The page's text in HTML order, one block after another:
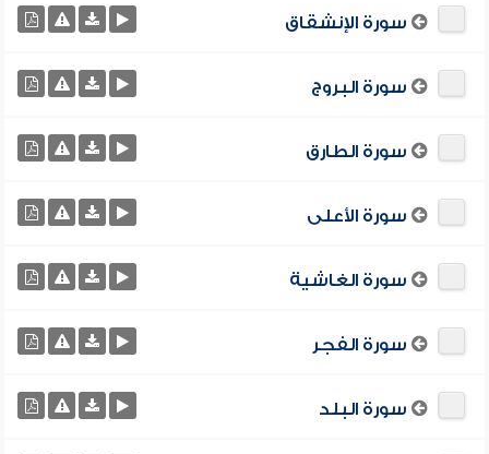
سورة الإنشقاق
سورة البروج
سورة الطارق
سورة الأعلى
سورة الغاشية
سورة الفجر
سورة البلد